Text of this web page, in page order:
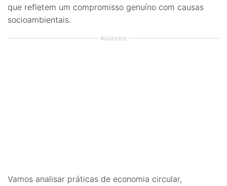
que refletem um compromisso genuíno com causas
socioambientais.
Anúncios
Vamos analisar práticas de economia circular,